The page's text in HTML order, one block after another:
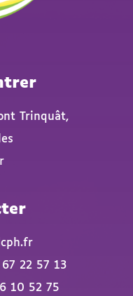
Trinquât,
22 57 13
10 52 75